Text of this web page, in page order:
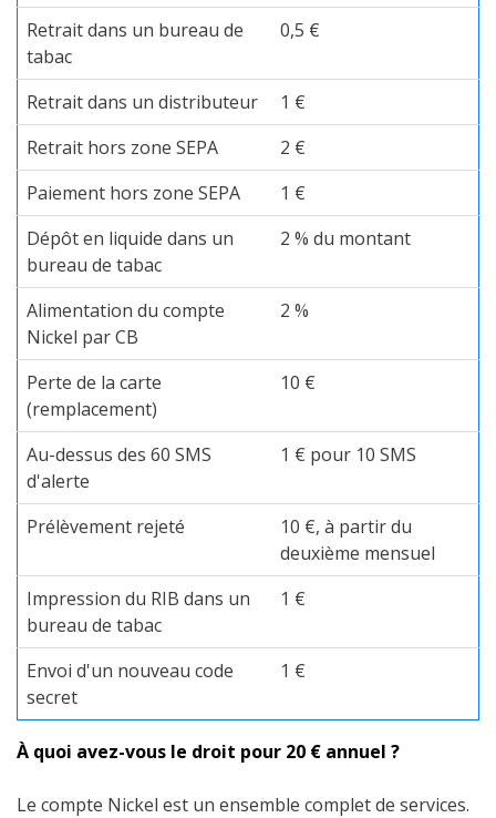
Retrait dans un bureau de
tabac
0,5 €
Retrait dans un distributeur
1 €
Retrait hors zone SEPA
2 €
Paiement hors zone SEPA
1 €
Dépôt en liquide dans un
bureau de tabac
2 % du montant
Alimentation du compte
Nickel par CB
2 %
Perte de la carte
(remplacement)
10 €
Au-dessus des 60 SMS
d'alerte
1 € pour 10 SMS
Prélèvement rejeté
10 €, à partir du
deuxième mensuel
Impression du RIB dans un
bureau de tabac
1 €
Envoi d'un nouveau code
secret
1 €
À quoi avez-vous le droit pour 20 € annuel ?
Le compte Nickel est un ensemble complet de services.